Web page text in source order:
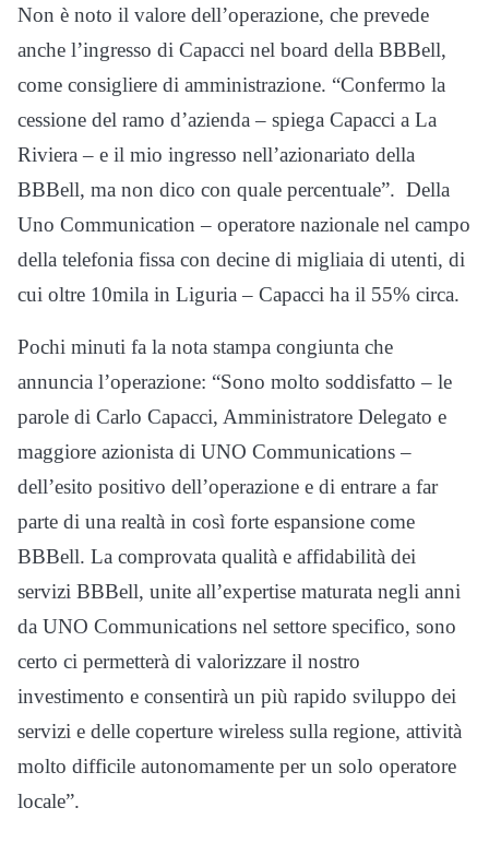
Non è noto il valore dell’operazione, che prevede
anche l’ingresso di Capacci nel board della BBBell,
come consigliere di amministrazione. “Confermo la
cessione del ramo d’azienda – spiega Capacci a La
Riviera – e il mio ingresso nell’azionariato della
BBBell, ma non dico con quale percentuale”. Della
Uno Communication – operatore nazionale nel campo
della telefonia fissa con decine di migliaia di utenti, di
cui oltre 10mila in Liguria – Capacci ha il 55% circa.
Pochi minuti fa la nota stampa congiunta che
annuncia l’operazione: “Sono molto soddisfatto – le
parole di Carlo Capacci, Amministratore Delegato e
maggiore azionista di UNO Communications –
dell’esito positivo dell’operazione e di entrare a far
parte di una realtà in così forte espansione come
BBBell. La comprovata qualità e affidabilità dei
servizi BBBell, unite all’expertise maturata negli anni
da UNO Communications nel settore specifico, sono
certo ci permetterà di valorizzare il nostro
investimento e consentirà un più rapido sviluppo dei
servizi e delle coperture wireless sulla regione, attività
molto difficile autonomamente per un solo operatore
locale”.